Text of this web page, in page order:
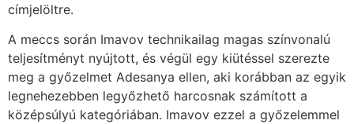
címjelöltre.
A meccs során Imavov technikailag magas színvonalú
teljesítményt nyújtott, és végül egy kiütéssel szerezte
meg a győzelmet Adesanya ellen, aki korábban az egyik
legnehezebben legyőzhető harcosnak számított a
középsúlyú kategóriában. Imavov ezzel a győzelemmel